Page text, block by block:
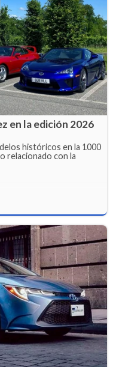
en la edición 2026
históricos en la 1000
relacionado con la